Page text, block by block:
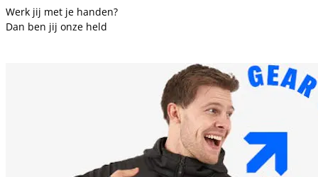
Werk jij met je handen?
Dan ben jij onze held